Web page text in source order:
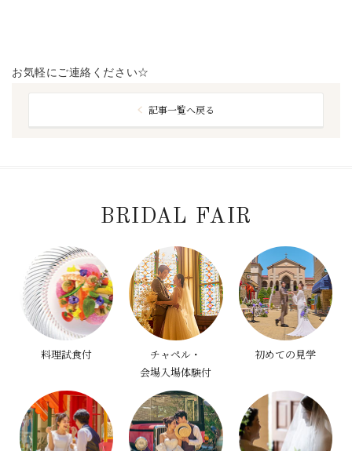
お気軽にご連絡ください☆
記事一覧へ戻る
BRIDAL FAIR
料理試食付
チャペル・
会場入場体験付
初めての見学